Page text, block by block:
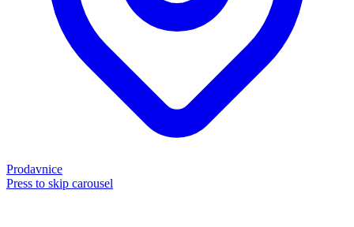
Prodavnice
Press to skip carousel